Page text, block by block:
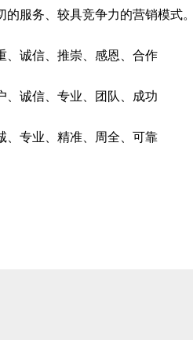
服务、较具竞争力的营销模式。
、诚信、推崇、感恩、合作
、诚信、专业、团队、成功
、专业、精准、周全、可靠